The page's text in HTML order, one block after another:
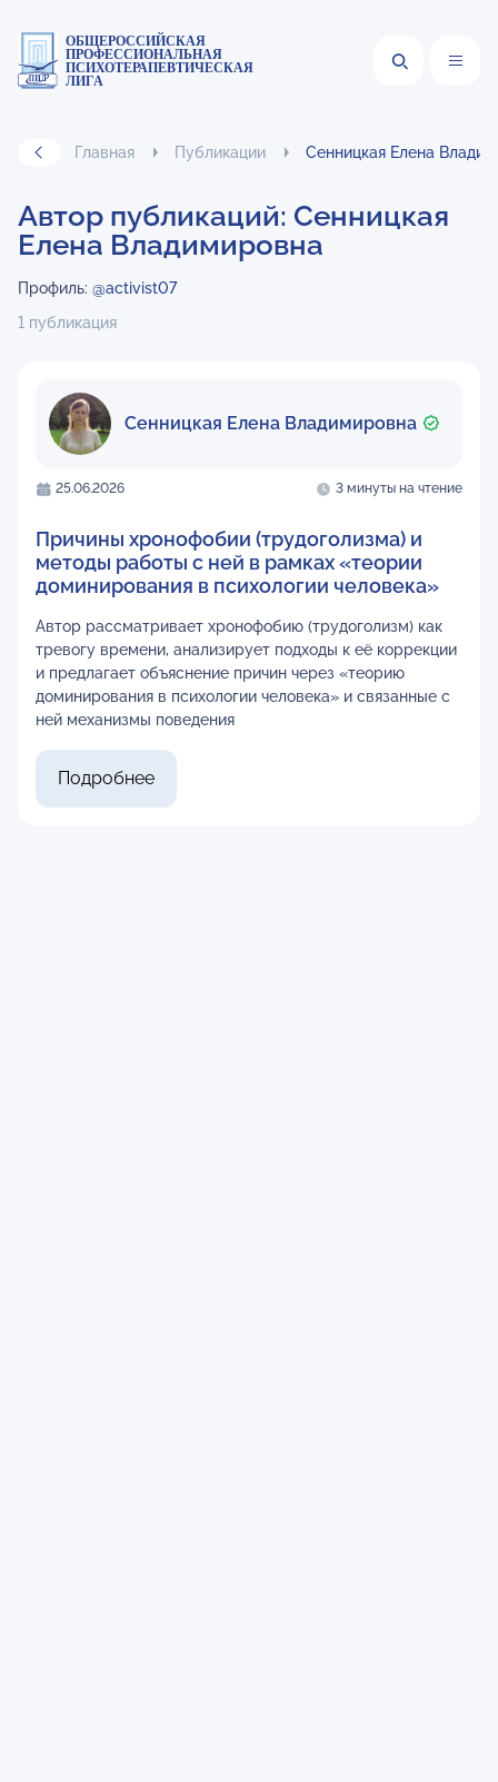
ОБЩЕРОССИЙСКАЯ
ПРОФЕССИОНАЛЬНАЯ
ПСИХОТЕРАПЕВТИЧЕСКАЯ
ЛИГА
Главная Публикации Сенницкая Елена
Автор публикаций: Сенницкая
Елена Владимировна
Профиль: @activist07
1 публикация
Сенницкая Елена Владимировна
25.06.2026 3 минуты на чтение
Причины хронофобии (трудоголизма) и
методы работы с ней в рамках «теории
доминирования в психологии человека»
Автор рассматривает хронофобию (трудоголизм) как
тревогу времени, анализирует подходы к её коррекции
и предлагает объяснение причин через «теорию
доминирования в психологии человека» и связанные с
ней механизмы поведения
Подробнее